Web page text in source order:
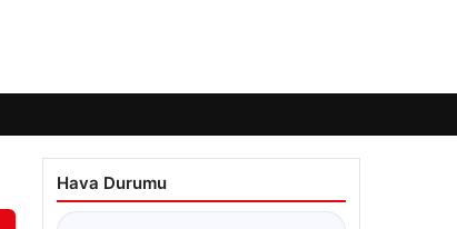
Hava Durumu